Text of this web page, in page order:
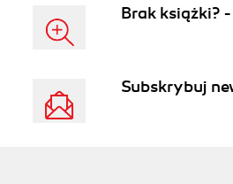
Brak książki?
Subskrybuj